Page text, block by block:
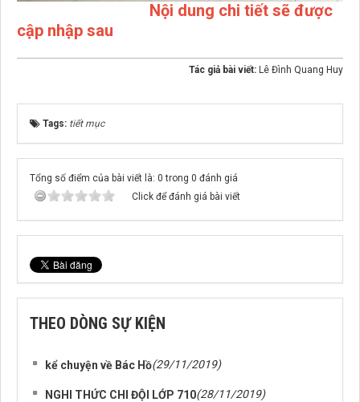
Nội dung chi tiết sẽ được
cập nhập sau
Tác giả bài viết: Lê Đình Quang Huy
Tags: tiết mục
Tổng số điểm của bài viết là: 0 trong 0 đánh giá
Click để đánh giá bài viết
THEO DÒNG SỰ KIỆN
kể chuyện về Bác Hồ(29/11/2019)
NGHI THỨC CHI ĐỘI LỚP 710(28/11/2019)